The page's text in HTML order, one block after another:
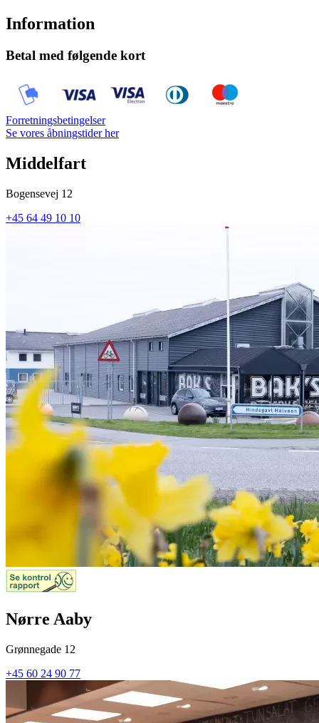
Information
Betal med følgende kort
Forretningsbetingelser
Se vores åbningstider her
Middelfart
Bogensevej 12
+45 64 49 10 10
Nørre Aaby
Grønnegade 12
+45 60 24 90 77